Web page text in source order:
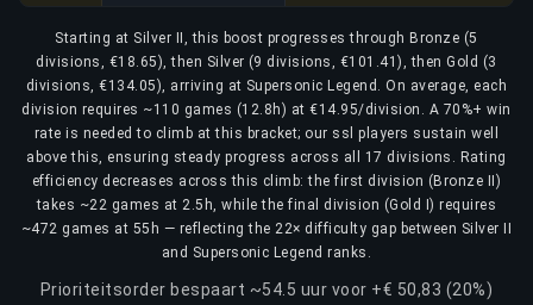
Starting at Silver II, this boost progresses through Bronze (5
divisions, €18.65), then Silver (9 divisions, €101.41), then Gold (3
divisions, €134.05), arriving at Supersonic Legend. On average, each
division requires ~110 games (12.8h) at €14.95/division. A 70%+ win
rate is needed to climb at this bracket; our ssl players sustain well
above this, ensuring steady progress across all 17 divisions. Rating
efficiency decreases across this climb: the first division (Bronze II)
takes ~22 games at 2.5h, while the final division (Gold I) requires
~472 games at 55h — reflecting the 22× difficulty gap between Silver II
and Supersonic Legend ranks.
Prioriteitsorder bespaart ~54.5 uur voor +€ 50,83 (20%)